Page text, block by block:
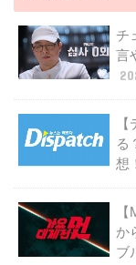
チ
言
る
想
か
ブ